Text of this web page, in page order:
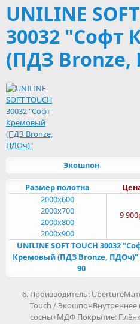
UNILINE
30032 "Софт
(ПДЗ
Экошпон
Размер полотна
9
2000x600
2000x700
2000x800
2000x900
UNILINE SOFT TOUCH 30032
Кремовый (ПДЗ Bronze, ПДОч)"
90
Производитель:
Touch / ЭкошпонВнутреннее
сосны+МДФ Покрытие: